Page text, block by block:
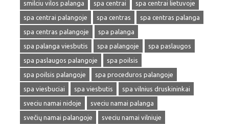
smilciu vilos palanga
spa centrai
spa centrai lietuvoje
spa centrai palangoje
spa centras
spa centras palanga
spa centras palangoje
spa palanga
spa palanga viesbutis
spa palangoje
spa paslaugos
spa paslaugos palangoje
spa poilsis
spa poilsis palangoje
spa proceduros palangoje
spa viesbuciai
spa viesbutis
spa vilnius druskininkai
sveciu namai nidoje
sveciu namai palanga
svečių namai palangoje
sveciu namai vilniuje